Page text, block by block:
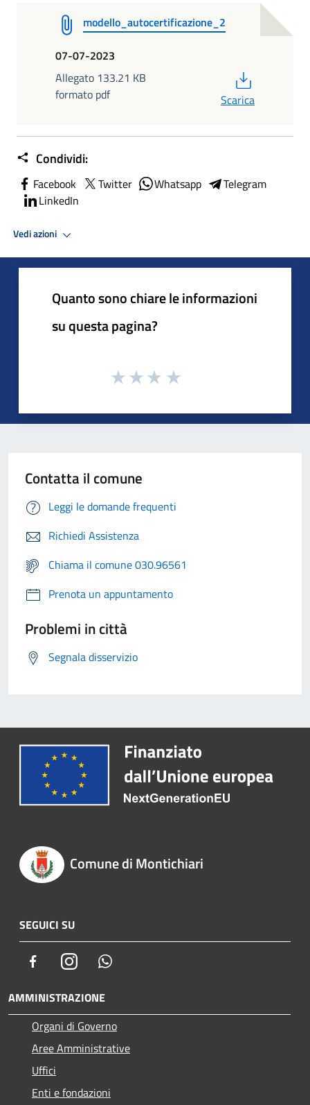
modello_autocertificazione_2
07-07-2023
Allegato 133.21 KB
formato pdf
Scarica
Condividi:
Facebook Twitter Whatsapp
Telegram
LinkedIn
Vedi azioni
Quanto sono chiare le informazioni
su questa pagina?
Contatta il comune
Leggi le domande frequenti
Richiedi Assistenza
Chiama il comune 030.96561
Prenota un appuntamento
Problemi in città
Segnala disservizio
Comune di Montichiari
SEGUICI SU
FacebookInstagram
AMMINISTRAZIONE
Organi di Governo
Aree Amministrative
Uffici
Enti e fondazioni